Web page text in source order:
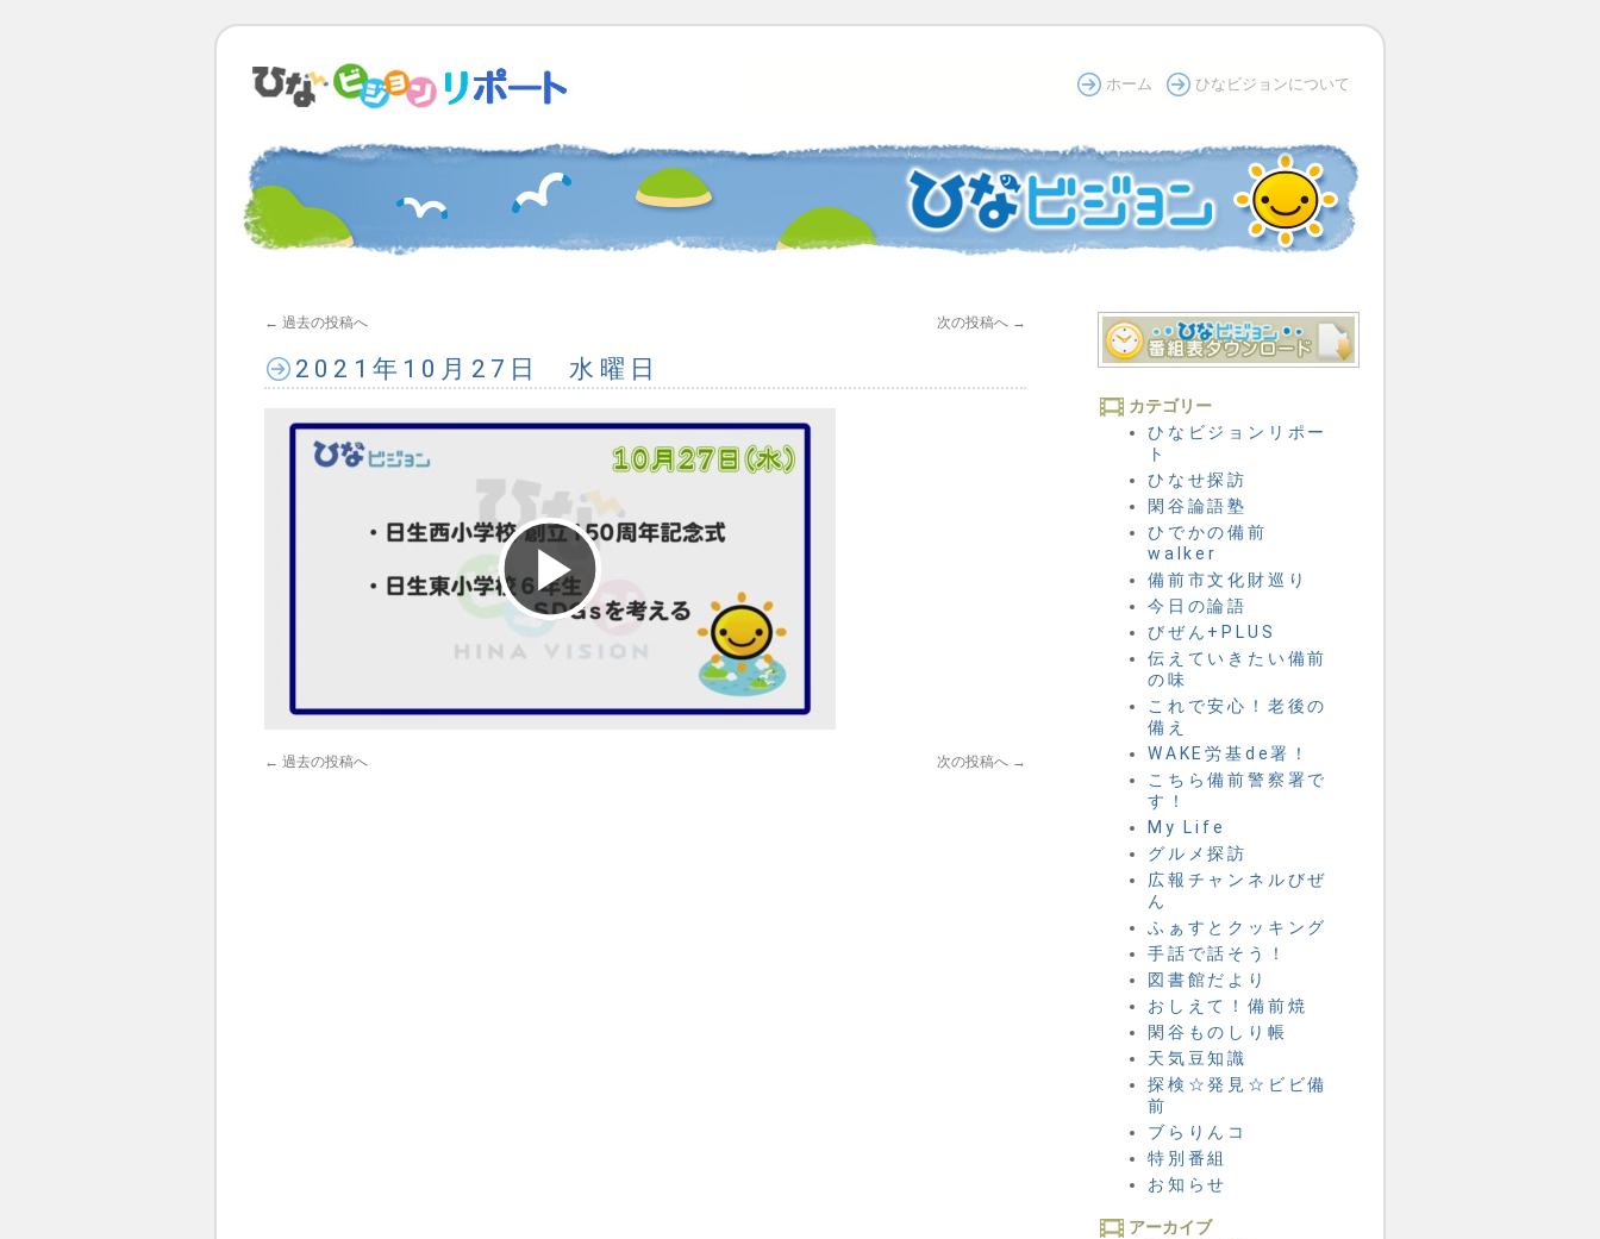
ホーム ひなビジョンについて
← 過去の投稿へ 次の投稿へ →
2021年10月27日 水曜日
Play
Video
← 過去の投稿へ 次の投稿へ →
カテゴリー
ひなビジョンリポー
ト
ひなせ探訪
閑谷論語塾
ひでかの備前
walker
備前市文化財巡り
今日の論語
びぜん+PLUS
伝えていきたい備前
の味
これで安心！老後の
備え
WAKE労基de署！
こちら備前警察署で
す！
My Life
グルメ探訪
広報チャンネルびぜ
ん
ふぁすとクッキング
手話で話そう！
図書館だより
おしえて！備前焼
閑谷ものしり帳
天気豆知識
探検☆発見☆ビビ備
前
ブらりんコ
特別番組
お知らせ
アーカイブ